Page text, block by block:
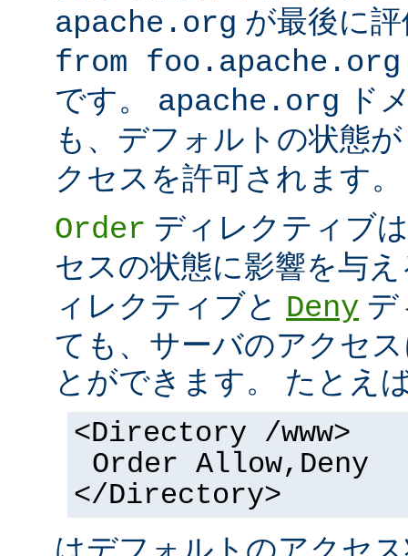
apache.org が最後に
from foo.apache.org
です。 apache.org ド
も、デフォルトの状態
クセスを許可されます。
Order ディレクティブ
セスの状態に影響を与
ィレクティブと Deny デ
ても、サーバのアクセ
とができます。 たとえ
<Directory /www>
Order Allow,Deny
</Directory>
はデフォルトのアクセ